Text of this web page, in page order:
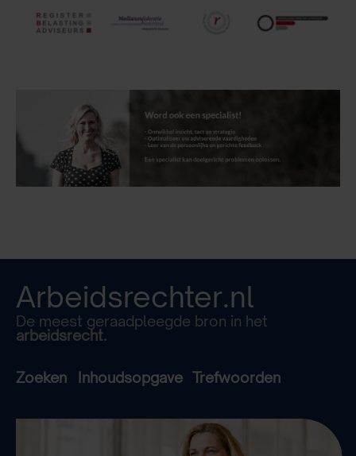
Arbeidsrechter.nl
De meest geraadpleegde bron in het
arbeidsrecht.
Zoeken Inhoudsopgave Trefwoorden